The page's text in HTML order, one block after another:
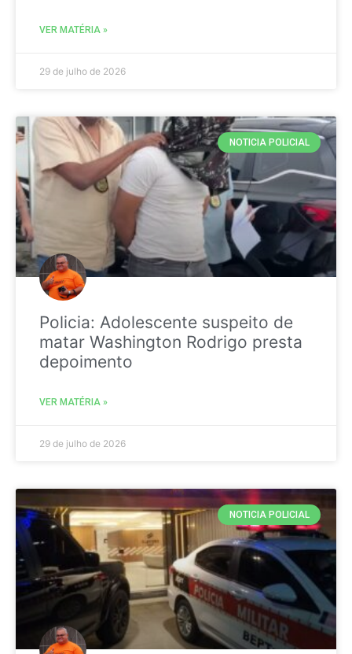
VER MATÉRIA »
29 de julho de 2026
NOTICIA POLICIAL
Policia: Adolescente suspeito de
matar Washington Rodrigo presta
depoimento
VER MATÉRIA »
29 de julho de 2026
NOTICIA POLICIAL